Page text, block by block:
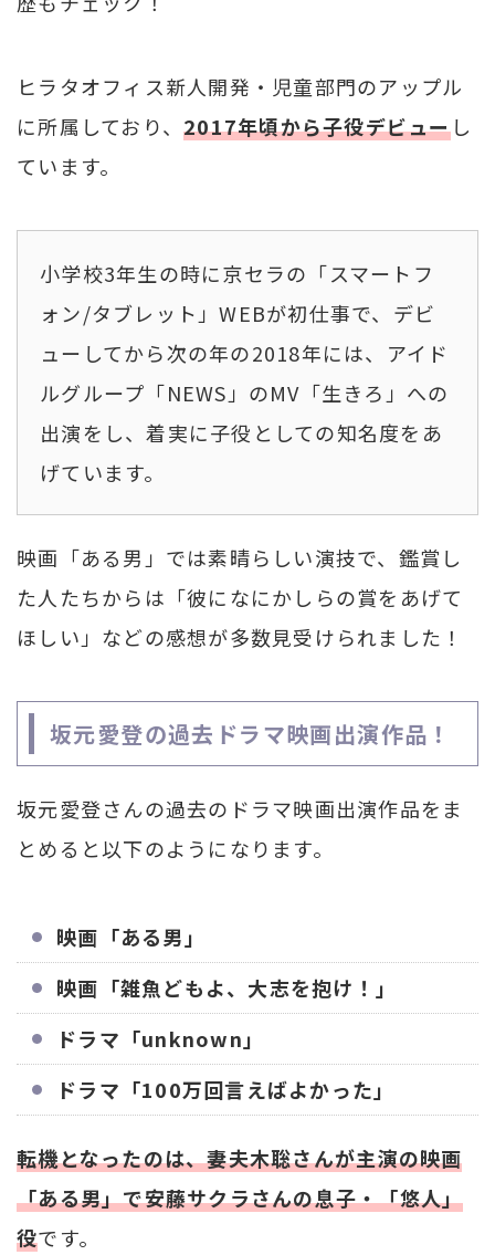
ヒラタオフィス新人開発・児童部門のアップル
に所属しており、2017年頃から子役デビューし
ています。
小学校3年生の時に京セラの「スマートフ
ォン/タブレット」WEBが初仕事で、デビ
ューしてから次の年の2018年には、アイド
ルグループ「NEWS」のMV「生きろ」への
出演をし、着実に子役としての知名度をあ
げています。
映画「ある男」では素晴らしい演技で、鑑賞し
た人たちからは「彼になにかしらの賞をあげて
ほしい」などの感想が多数見受けられました！
坂元愛登の過去ドラマ映画出演作品！
坂元愛登さんの過去のドラマ映画出演作品をま
とめると以下のようになります。
映画「ある男」
映画「雑魚どもよ、大志を抱け！」
ドラマ「unknown」
ドラマ「100万回言えばよかった」
転機となったのは、妻夫木聡さんが主演の映画
「ある男」で安藤サクラさんの息子・「悠人」
役です。